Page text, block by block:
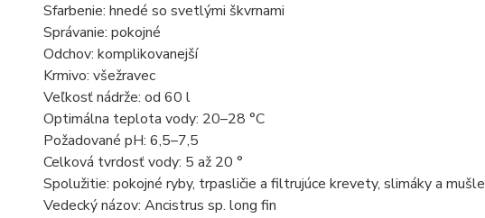
Sfarbenie: hnedé so svetlými škvrnami
Správanie: pokojné
Odchov: komplikovanejší
Krmivo: všežravec
Veľkosť nádrže: od 60 l
Optimálna teplota vody: 20–28 °C
Požadované pH: 6,5–7,5
Celková tvrdosť vody: 5 až 20 °
Spolužitie: pokojné ryby, trpasličie a filtrujúce krevety, slimáky a mušle
Vedecký názov: Ancistrus sp. long fin